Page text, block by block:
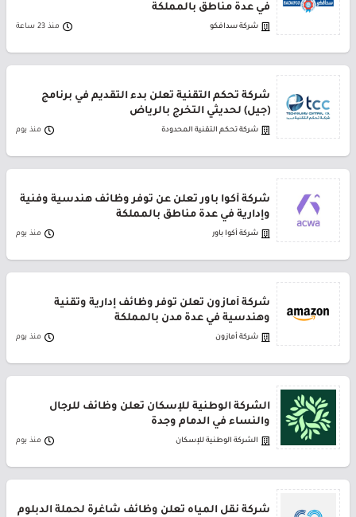
في عدة مناطق بالمملكة
شركة سدافكو منذ 23 ساعة
شركة تحكم التقنية تعلن بدء التقديم في برنامج
(جيل) لحديثي التخرج بالرياض
شركة تحكم التقنية المحدودة منذ يوم
شركة أكوا باور تعلن عن توفر وظائف هندسية وفنية
وإدارية في عدة مناطق بالمملكة
شركة أكوا باور منذ يوم
شركة أمازون تعلن توفر وظائف إدارية وتقنية
وهندسية في عدة مدن بالمملكة
شركة أمازون منذ يوم
الشركة الوطنية للإسكان تعلن وظائف للرجال
والنساء في الدمام وجدة
الشركة الوطنية للإسكان منذ يوم
شركة نقل المياه تعلن وظائف شاغرة لحملة الدبلوم